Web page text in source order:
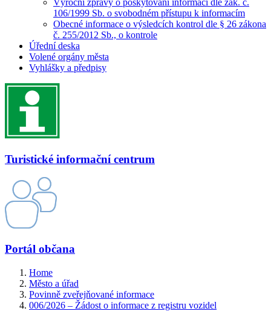
Výroční zprávy o poskytování informací dle zák. č.
106/1999 Sb. o svobodném přístupu k informacím
Obecné informace o výsledcích kontrol dle § 26 zákona
č. 255/2012 Sb., o kontrole
Úřední deska
Volené orgány města
Vyhlášky a předpisy
Turistické informační centrum
Portál občana
Home
Město a úřad
Povinně zveřejňované informace
006/2026 – Žádost o informace z registru vozidel